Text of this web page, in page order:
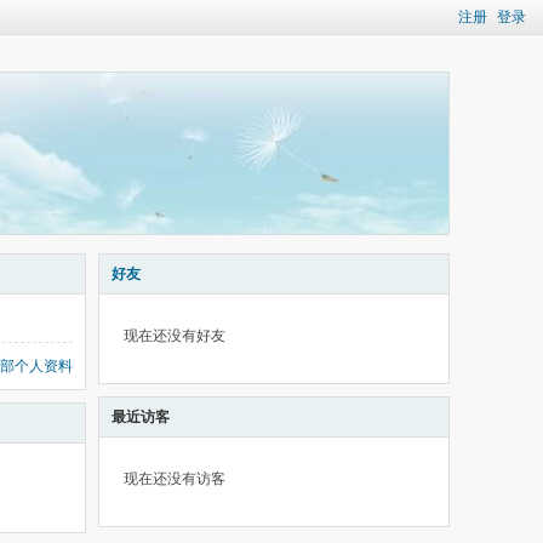
注册 登录
个人资料
好友
现在还没有好友
最近访客
现在还没有访客